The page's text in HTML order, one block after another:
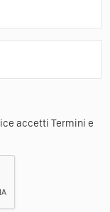
accetti Termini e